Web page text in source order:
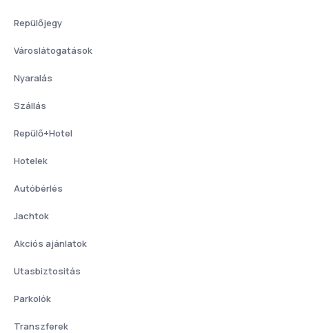
Repülőjegy
Városlátogatások
Nyaralás
Szállás
Repülő+Hotel
Hotelek
Autóbérlés
Jachtok
Akciós ajánlatok
Utasbiztositás
Parkolók
Transzferek